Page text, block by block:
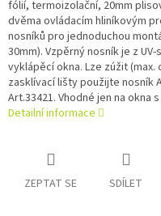
fólií, termoizolační, 20mm
dvěma ovládacím hliníkovým
nosníků pro jednoduchou
30mm). Vzpěrný nosník je z
vyklápěcí okna. Lze zúžit
zasklívací lišty použijte nosník
Art.33421. Vhodné jen na okna
Detailní informace
ZEPTAT SE SDÍLET